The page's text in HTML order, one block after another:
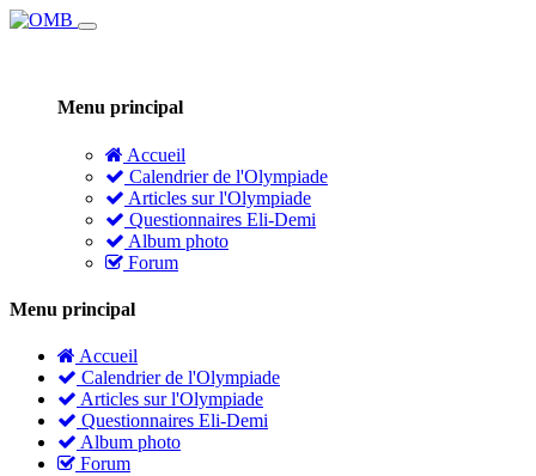
Menu principal
Accueil
Calendrier de l'Olympiade
Articles sur l'Olympiade
Questionnaires Eli-Demi
Album photo
Forum
Menu principal
Accueil
Calendrier de l'Olympiade
Articles sur l'Olympiade
Questionnaires Eli-Demi
Album photo
Forum